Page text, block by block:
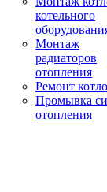
котельного
Монтаж
радиаторов
отопления
Ремонт
Промывка
отопления